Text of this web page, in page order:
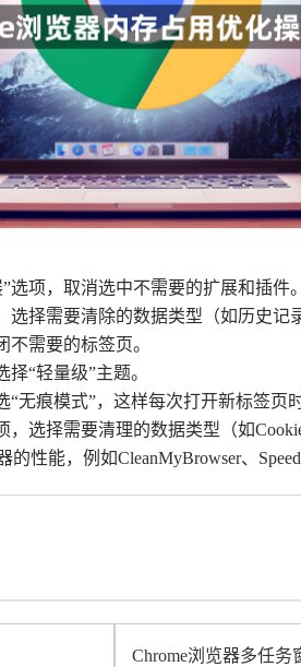
项，取消选中不需要的扩展和插件。
择需要清除的数据类型（如历史记
不需要的标签页。
“轻量级”主题。
无痕模式”，这样每次打开新标签页
选择需要清理的数据类型（如
性能，例如CleanMyBrowser、
Chrome浏览器多任